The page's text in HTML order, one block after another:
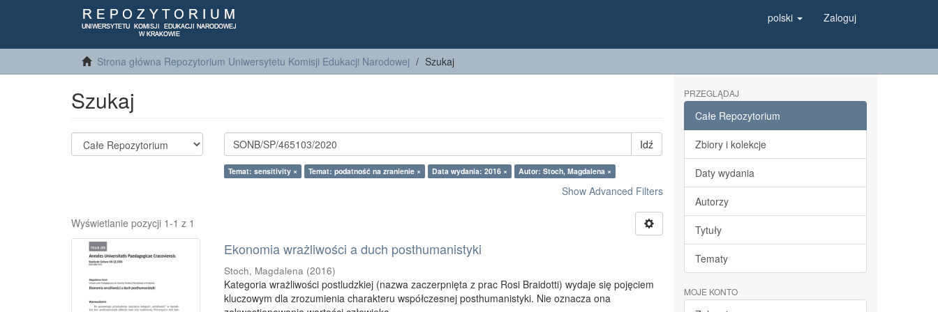
polski Zaloguj
Strona główna Repozytorium Uniwersytetu Komisji Edukacji Narodowej Szukaj
Szukaj
Idź
Temat: sensitivity × Temat: podatność na zranienie × Data wydania: 2016 × Autor: Stoch, Magdalena ×
Show Advanced Filters
Wyświetlanie pozycji 1-1 z 1
Ekonomia wrażliwości a duch posthumanistyki
Stoch, Magdalena (2016)
Kategoria wrażliwości postludzkiej (nazwa zaczerpnięta z prac Rosi Braidotti) wydaje się pojęciem
kluczowym dla zrozumienia charakteru współczesnej posthumanistyki. Nie oznacza ona
PRZEGLĄDAJ
Całe Repozytorium
Zbiory i kolekcje
Daty wydania
Autorzy
Tytuły
Tematy
MOJE KONTO